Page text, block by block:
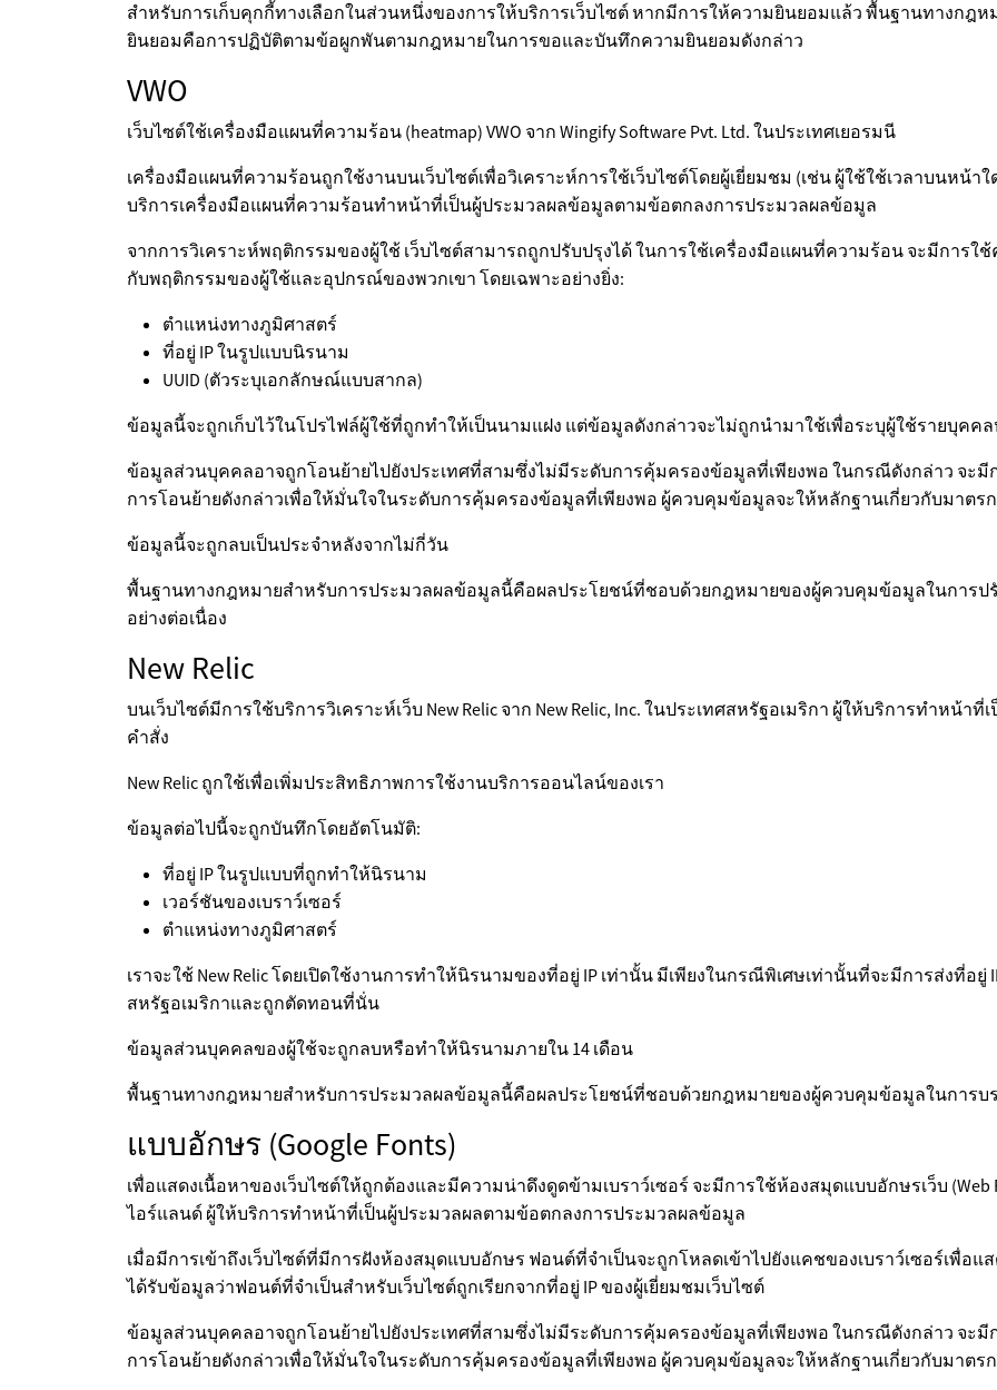
สำหรับการเก็บคุกกี้ทางเลือกในส่วนหนึ่งของการให้บริการเว็บไซต์ หากมีการให้ความยินยอมแล้ว พื้นฐานทางกฎ
ยินยอมคือการปฏิบัติตามข้อผูกพันตามกฎหมายในการขอและบันทึกความยินยอมดังกล่าว
VWO
เว็บไซต์ใช้เครื่องมือแผนที่ความร้อน (heatmap) VWO จาก Wingify Software Pvt. Ltd. ในประเทศเยอรมนี
เครื่องมือแผนที่ความร้อนถูกใช้งานบนเว็บไซต์เพื่อวิเคราะห์การใช้เว็บไซต์โดยผู้เยี่ยมชม (เช่น ผู้ใช้ใช้เวลาบนหน้า
บริการเครื่องมือแผนที่ความร้อนทำหน้าที่เป็นผู้ประมวลผลข้อมูลตามข้อตกลงการประมวลผลข้อมูล
จากการวิเคราะห์พฤติกรรมของผู้ใช้ เว็บไซต์สามารถถูกปรับปรุงได้ ในการใช้เครื่องมือแผนที่ความร้อน จะมีการใ
กับพฤติกรรมของผู้ใช้และอุปกรณ์ของพวกเขา โดยเฉพาะอย่างยิ่ง:
ตำแหน่งทางภูมิศาสตร์
ที่อยู่ IP ในรูปแบบนิรนาม
UUID (ตัวระบุเอกลักษณ์แบบสากล)
ข้อมูลนี้จะถูกเก็บไว้ในโปรไฟล์ผู้ใช้ที่ถูกทำให้เป็นนามแฝง แต่ข้อมูลดังกล่าวจะไม่ถูกนำมาใช้เพื่อระบุผู้ใช้รายบุคค
ข้อมูลส่วนบุคคลอาจถูกโอนย้ายไปยังประเทศที่สามซึ่งไม่มีระดับการคุ้มครองข้อมูลที่เพียงพอ ในกรณีดังกล่าว จะ
การโอนย้ายดังกล่าวเพื่อให้มั่นใจในระดับการคุ้มครองข้อมูลที่เพียงพอ ผู้ควบคุมข้อมูลจะให้หลักฐานเกี่ยวกับมาตร
ข้อมูลนี้จะถูกลบเป็นประจำหลังจากไม่กี่วัน
พื้นฐานทางกฎหมายสำหรับการประมวลผลข้อมูลนี้คือผลประโยชน์ที่ชอบด้วยกฎหมายของผู้ควบคุมข้อมูลในการปรั
อย่างต่อเนื่อง
New Relic
บนเว็บไซต์มีการใช้บริการวิเคราะห์เว็บ New Relic จาก New Relic, Inc. ในประเทศสหรัฐอเมริกา ผู้ให้บริการทำหน้
คำสั่ง
New Relic ถูกใช้เพื่อเพิ่มประสิทธิภาพการใช้งานบริการออนไลน์ของเรา
ข้อมูลต่อไปนี้จะถูกบันทึกโดยอัตโนมัติ:
ที่อยู่ IP ในรูปแบบที่ถูกทำให้นิรนาม
เวอร์ชันของเบราว์เซอร์
ตำแหน่งทางภูมิศาสตร์
เราจะใช้ New Relic โดยเปิดใช้งานการทำให้นิรนามของที่อยู่ IP เท่านั้น มีเพียงในกรณีพิเศษเท่านั้นที่จะมีการส่งที่อยู่
สหรัฐอเมริกาและถูกตัดทอนที่นั่น
ข้อมูลส่วนบุคคลของผู้ใช้จะถูกลบหรือทำให้นิรนามภายใน 14 เดือน
พื้นฐานทางกฎหมายสำหรับการประมวลผลข้อมูลนี้คือผลประโยชน์ที่ชอบด้วยกฎหมายของผู้ควบคุมข้อมูลในการบ
แบบอักษร (Google Fonts)
เพื่อแสดงเนื้อหาของเว็บไซต์ให้ถูกต้องและมีความน่าดึงดูดข้ามเบราว์เซอร์ จะมีการใช้ห้องสมุดแบบอักษรเว็บ (Web
ไอร์แลนด์ ผู้ให้บริการทำหน้าที่เป็นผู้ประมวลผลตามข้อตกลงการประมวลผลข้อมูล
เมื่อมีการเข้าถึงเว็บไซต์ที่มีการฝังห้องสมุดแบบอักษร ฟอนต์ที่จำเป็นจะถูกโหลดเข้าไปยังแคชของเบราว์เซอร์เพื่อ
ได้รับข้อมูลว่าฟอนต์ที่จำเป็นสำหรับเว็บไซต์ถูกเรียกจากที่อยู่ IP ของผู้เยี่ยมชมเว็บไซต์
ข้อมูลส่วนบุคคลอาจถูกโอนย้ายไปยังประเทศที่สามซึ่งไม่มีระดับการคุ้มครองข้อมูลที่เพียงพอ ในกรณีดังกล่าว จะ
การโอนย้ายดังกล่าวเพื่อให้มั่นใจในระดับการคุ้มครองข้อมูลที่เพียงพอ ผู้ควบคุมข้อมูลจะให้หลักฐานเกี่ยวกับมาตร